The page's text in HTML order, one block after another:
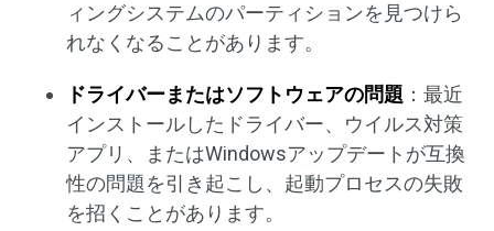
ィングシステムのパーティションを見つけら
れなくなることがあります。
ドライバーまたはソフトウェアの問題 ：最近
インストールしたドライバー、ウイルス対策
アプリ、またはWindowsアップデートが互換
性の問題を引き起こし、起動プロセスの失敗
を招くことがあります。